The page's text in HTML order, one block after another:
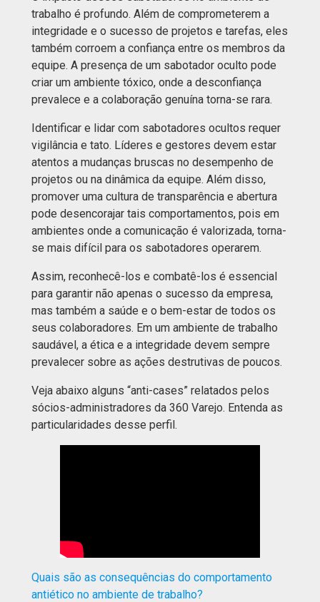
trabalho é profundo. Além de comprometerem a
integridade e o sucesso de projetos e tarefas, eles
também corroem a confiança entre os membros da
equipe. A presença de um sabotador oculto pode
criar um ambiente tóxico, onde a desconfiança
prevalece e a colaboração genuína torna-se rara.
Identificar e lidar com sabotadores ocultos requer
vigilância e tato. Líderes e gestores devem estar
atentos a mudanças bruscas no desempenho de
projetos ou na dinâmica da equipe. Além disso,
promover uma cultura de transparência e abertura
pode desencorajar tais comportamentos, pois em
ambientes onde a comunicação é valorizada, torna-
se mais difícil para os sabotadores operarem.
Assim, reconhecê-los e combatê-los é essencial
para garantir não apenas o sucesso da empresa,
mas também a saúde e o bem-estar de todos os
seus colaboradores. Em um ambiente de trabalho
saudável, a ética e a integridade devem sempre
prevalecer sobre as ações destrutivas de poucos.
Veja abaixo alguns “anti-cases” relatados pelos
sócios-administradores da 360 Varejo. Entenda as
particularidades desse perfil.
Quais são as consequências do comportamento
antiético no ambiente de trabalho?